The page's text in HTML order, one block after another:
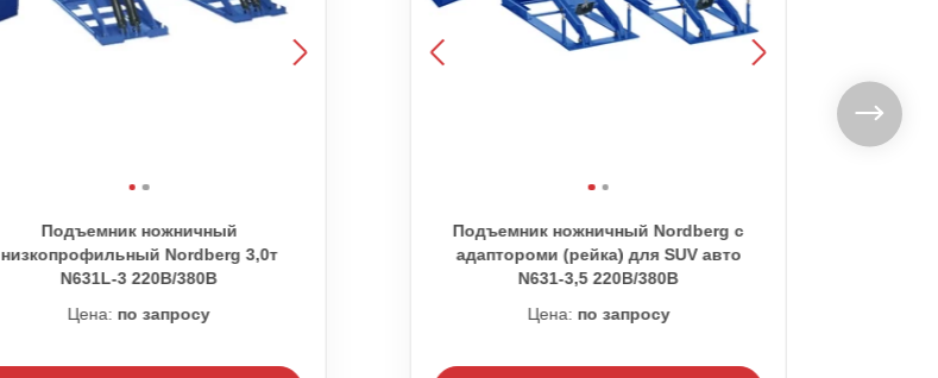
Подъемник ножничный
низкопрофильный Nordberg 3,0т
N631L-3 220В/380В
Цена: по запросу
Подъемник ножничный Nordberg с
адаптороми (рейка) для SUV авто
N631-3,5 220В/380В
Цена: по запросу